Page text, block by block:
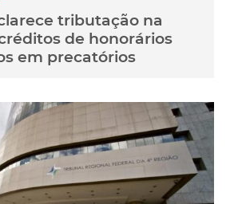
tributação na
de honorários
em precatórios